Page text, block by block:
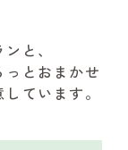
と、
とおまかせ
ています。